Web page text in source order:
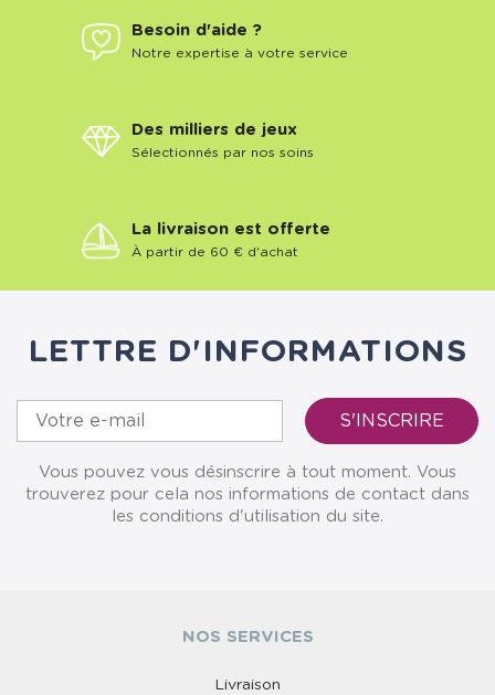
Besoin d'aide ?
Notre expertise à votre service
Des milliers de jeux
Sélectionnés par nos soins
La livraison est offerte
À partir de 60 € d'achat
LETTRE D'INFORMATIONS
Vous pouvez vous désinscrire à tout moment. Vous
trouverez pour cela nos informations de contact dans
les conditions d'utilisation du site.
NOS SERVICES
Livraison